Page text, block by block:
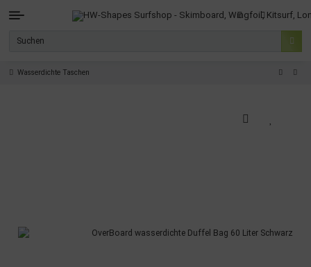
Wasserdichte Taschen